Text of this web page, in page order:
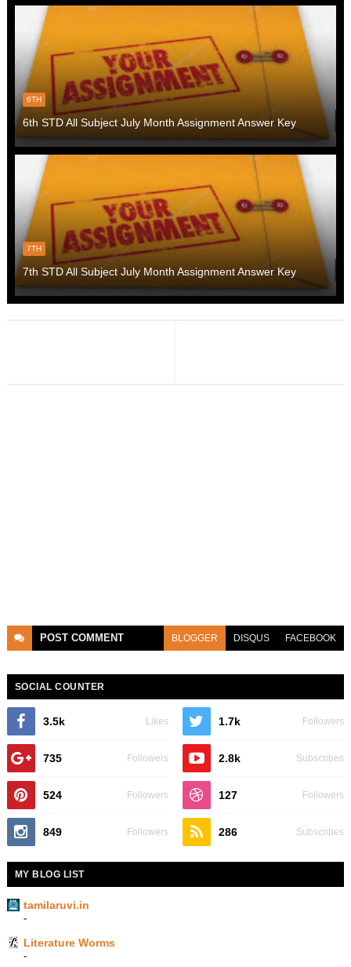
6TH
6th STD All Subject July Month Assignment Answer Key
7TH
7th STD All Subject July Month Assignment Answer Key
POST COMMENT BLOGGER DISQUS FACEBOOK
SOCIAL COUNTER
3.5k Likes 1.7k Followers
735 Followers 2.8k Subscribes
524 Followers 127 Followers
849 Followers 286 Subscribes
MY BLOG LIST
tamilaruvi.in
-
Literature Worms
-